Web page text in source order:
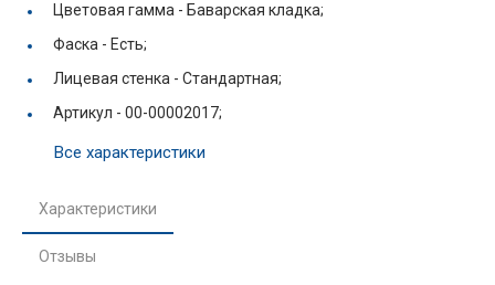
Цветовая гамма - Баварская кладка;
Фаска - Есть;
Лицевая стенка - Стандартная;
Артикул - 00-00002017;
Все характеристики
Характеристики
Отзывы